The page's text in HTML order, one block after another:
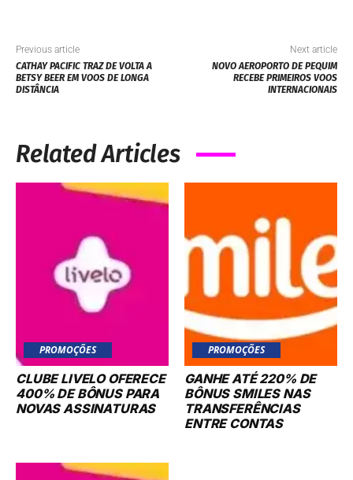
Previous article
CATHAY PACIFIC TRAZ DE VOLTA A
BETSY BEER EM VOOS DE LONGA
DISTÂNCIA
Next article
NOVO AEROPORTO DE PEQUIM
RECEBE PRIMEIROS VOOS
INTERNACIONAIS
Related Articles
PROMOÇÕES
CLUBE LIVELO OFERECE
400% DE BÔNUS PARA
NOVAS ASSINATURAS
PROMOÇÕES
GANHE ATÉ 220% DE
BÔNUS SMILES NAS
TRANSFERÊNCIAS
ENTRE CONTAS